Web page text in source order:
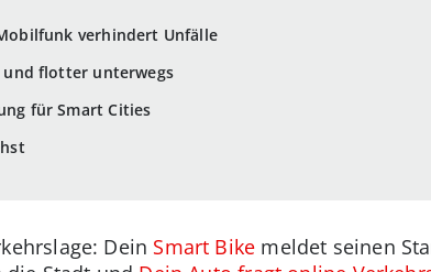
verhindert Unfälle
und flotter unterwegs
für Smart Cities
Dein Smart Bike meldet seinen